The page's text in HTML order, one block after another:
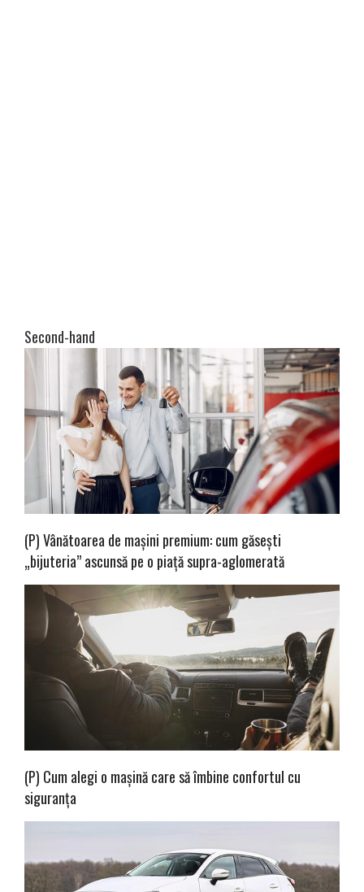
Second-hand
(P) Vânătoarea de mașini premium: cum găsești
„bijuteria” ascunsă pe o piață supra-aglomerată
(P) Cum alegi o mașină care să îmbine confortul cu
siguranța